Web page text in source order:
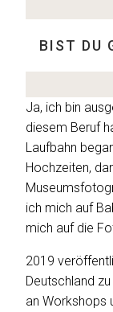
BIST DU
Ja, ich bin
diesem Beruf
Laufbahn
Hochzeiten,
ich mich auf
mich auf die
2019
Deutschland
an Workshops